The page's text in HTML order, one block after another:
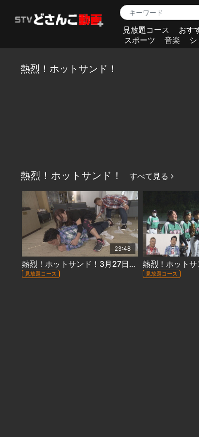
見放題コース おす
スポーツ
音楽
熱烈！ホットサンド！
熱烈！ホットサンド！ すべて見る
23:48
熱烈！ホットサンド！3月27日放送 ＃342「カメラを止めるな！25分1本勝負」(最終回)
見放題コース 見放題コース